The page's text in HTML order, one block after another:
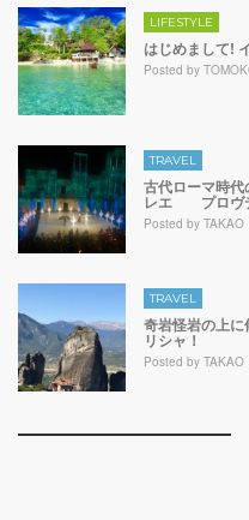
LIFESTYLE
はじめまして!
Posted by
TRAVEL
古代ローマ時
レエ プロヴ
Posted by TAKAO
TRAVEL
奇岩怪岩の上
リシャ！
Posted by TAKAO